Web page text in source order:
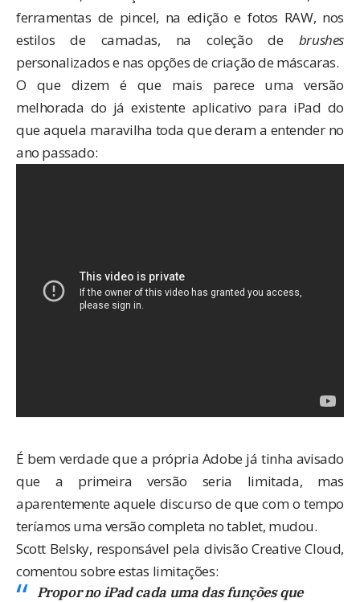
ferramentas de pincel, na edição e fotos RAW, nos
estilos de camadas, na coleção de brushes
personalizados e nas opções de criação de máscaras.
O que dizem é que mais parece uma versão
melhorada do já existente aplicativo para iPad do
que aquela maravilha toda que deram a entender no
ano passado:
É bem verdade que a própria Adobe já tinha avisado
que a primeira versão seria limitada, mas
aparentemente aquele discurso de que com o tempo
teríamos uma versão completa no tablet, mudou.
Scott Belsky, responsável pela divisão Creative Cloud,
comentou sobre estas limitações:
Propor no iPad cada uma das funções que